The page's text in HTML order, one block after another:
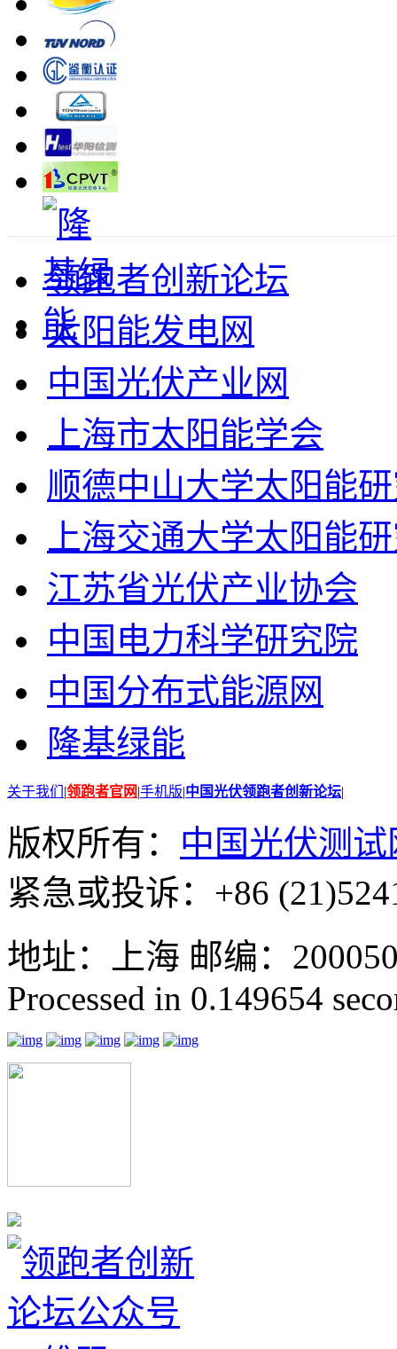
领跑者创新论坛
太阳能发电网
中国光伏产业网
上海市太阳能学会
顺德中山大学太阳能
上海交通大学太阳能
江苏省光伏产业协会
中国电力科学研究院
中国分布式能源网
隆基绿能
关于我们 |领跑者官网|手机版|中国光伏领跑者创新论坛|
版权所有： 中国光伏测试
紧急或投诉：+86
地址：上海 邮编：
Processed in 0.149654